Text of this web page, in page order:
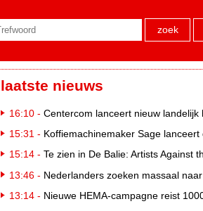
zoek
laatste nieuws
16:10 - Centercom lanceert nieuw landelijk buitereclamenetwerk: City
15:31 - Koffiemachinemaker Sage lanceert e-commerceplatform voor
15:14 - Te zien in De Balie: Artists Against the
13:46 - Nederlanders zoeken massaal naar eclipsbrillen op Marktplaats
13:14 - Nieuwe HEMA-campagne reist 1000 jaar terug in de tijd naar